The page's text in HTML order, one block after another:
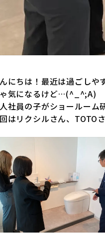
にちは！最近は過ごし
気になるけど…(^_^;A)
社員の子がショールーム
はリクシルさん、TOTO